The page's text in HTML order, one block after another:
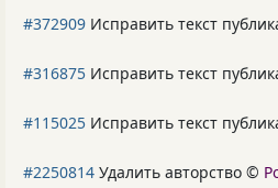
#372909 Исправить текст
#316875 Исправить текст
#115025 Исправить текст
#2250814 Удалить авторство ©